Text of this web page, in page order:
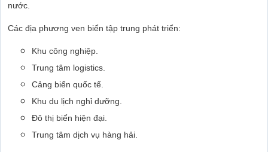
nước.
Các địa phương ven biển tập trung phát triển:
Khu công nghiệp.
Trung tâm logistics.
Cảng biển quốc tế.
Khu du lịch nghỉ dưỡng.
Đô thị biển hiện đại.
Trung tâm dịch vụ hàng hải.